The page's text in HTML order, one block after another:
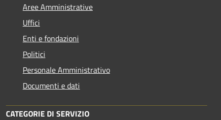
Aree Amministrative
Uffici
Enti e fondazioni
Politici
Personale Amministrativo
Documenti e dati
CATEGORIE DI SERVIZIO